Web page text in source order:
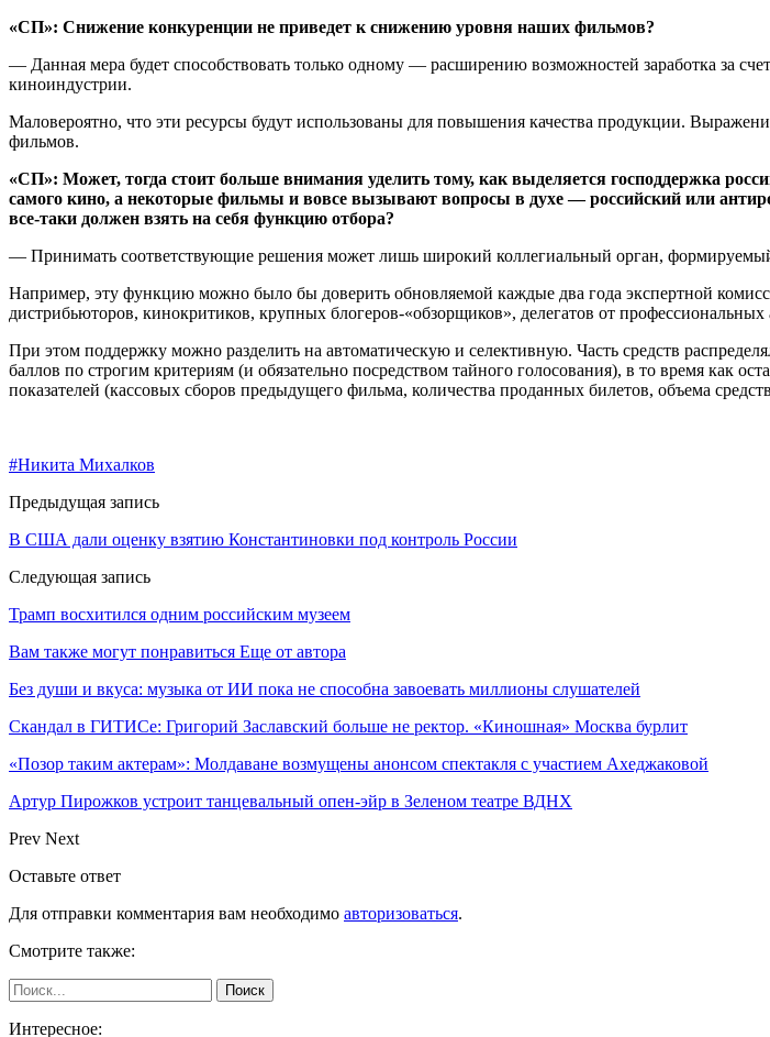
«СП»: Снижение конкуренции не приведет к снижению уровня наших фильмов?
— Данная мера будет способствовать только одному — расширению возможностей заработка за
киноиндустрии.
Маловероятно, что эти ресурсы будут использованы для повышения качества продукции.
фильмов.
«СП»: Может, тогда стоит больше внимания уделить тому, как выделяется господдержка
самого кино, а некоторые фильмы и вовсе вызывают вопросы в духе — российский или
все-таки должен взять на себя функцию отбора?
— Принимать соответствующие решения может лишь широкий коллегиальный орган,
Например, эту функцию можно было бы доверить обновляемой каждые два года экспертной
дистрибьюторов, кинокритиков, крупных блогеров-«обзорщиков», делегатов от
При этом поддержку можно разделить на автоматическую и селективную. Часть средств
баллов по строгим критериям (и обязательно посредством тайного голосования), в то время как
показателей (кассовых сборов предыдущего фильма, количества проданных билетов, объема
#Никита Михалков
Предыдущая запись
В США дали оценку взятию Константиновки под контроль России
Следующая запись
Трамп восхитился одним российским музеем
Вам также могут понравиться Еще от автора
Без души и вкуса: музыка от ИИ пока не способна завоевать миллионы слушателей
Скандал в ГИТИСе: Григорий Заславский больше не ректор. «Киношная» Москва бурлит
«Позор таким актерам»: Молдаване возмущены анонсом спектакля с участием Ахеджаковой
Артур Пирожков устроит танцевальный опен-эйр в Зеленом театре ВДНХ
Prev Next
Оставьте ответ
Для отправки комментария вам необходимо авторизоваться.
Смотрите также:
Интересное: